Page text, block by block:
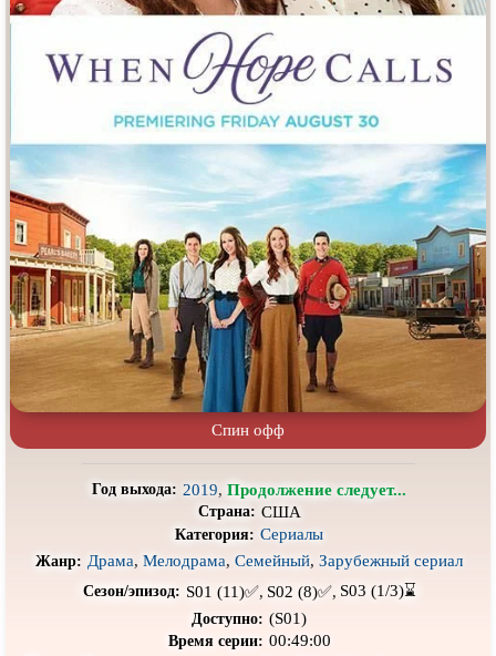
Про апокалипсис Про богатых
Про вампиров
Про ведьм Про викингов
Про выживание Про гангстеров
Про гонки Про деревню
Про динозавров Про драконов
Про животных Про зомби
Про инопланетян
Про корабли и подводные
лодки
Про космос
Про любовь
Про маньяков исерийных
Про мафию
Про путешествия
Про рыцарей
Про самолёты Про собак
Про супергероев
Спин офф
Год выхода: 2019, Продолжение следует...
Страна: США
Категория: Сериалы
Жанр: Драма, Мелодрама, Семейный, Зарубежный сериал
Сезон/эпизод: S01 (11)✅, S02 (8)✅, S03 (1/3)⌛
Доступно: (S01)
Время серии: 00:49:00